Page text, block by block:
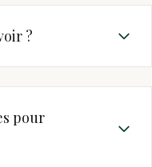
?
pour